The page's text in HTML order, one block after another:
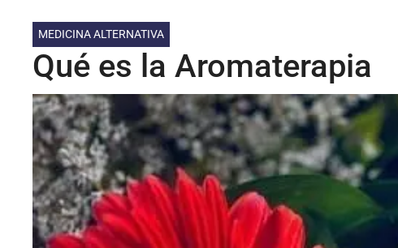
MEDICINA ALTERNATIVA
Qué es la Aromaterapia